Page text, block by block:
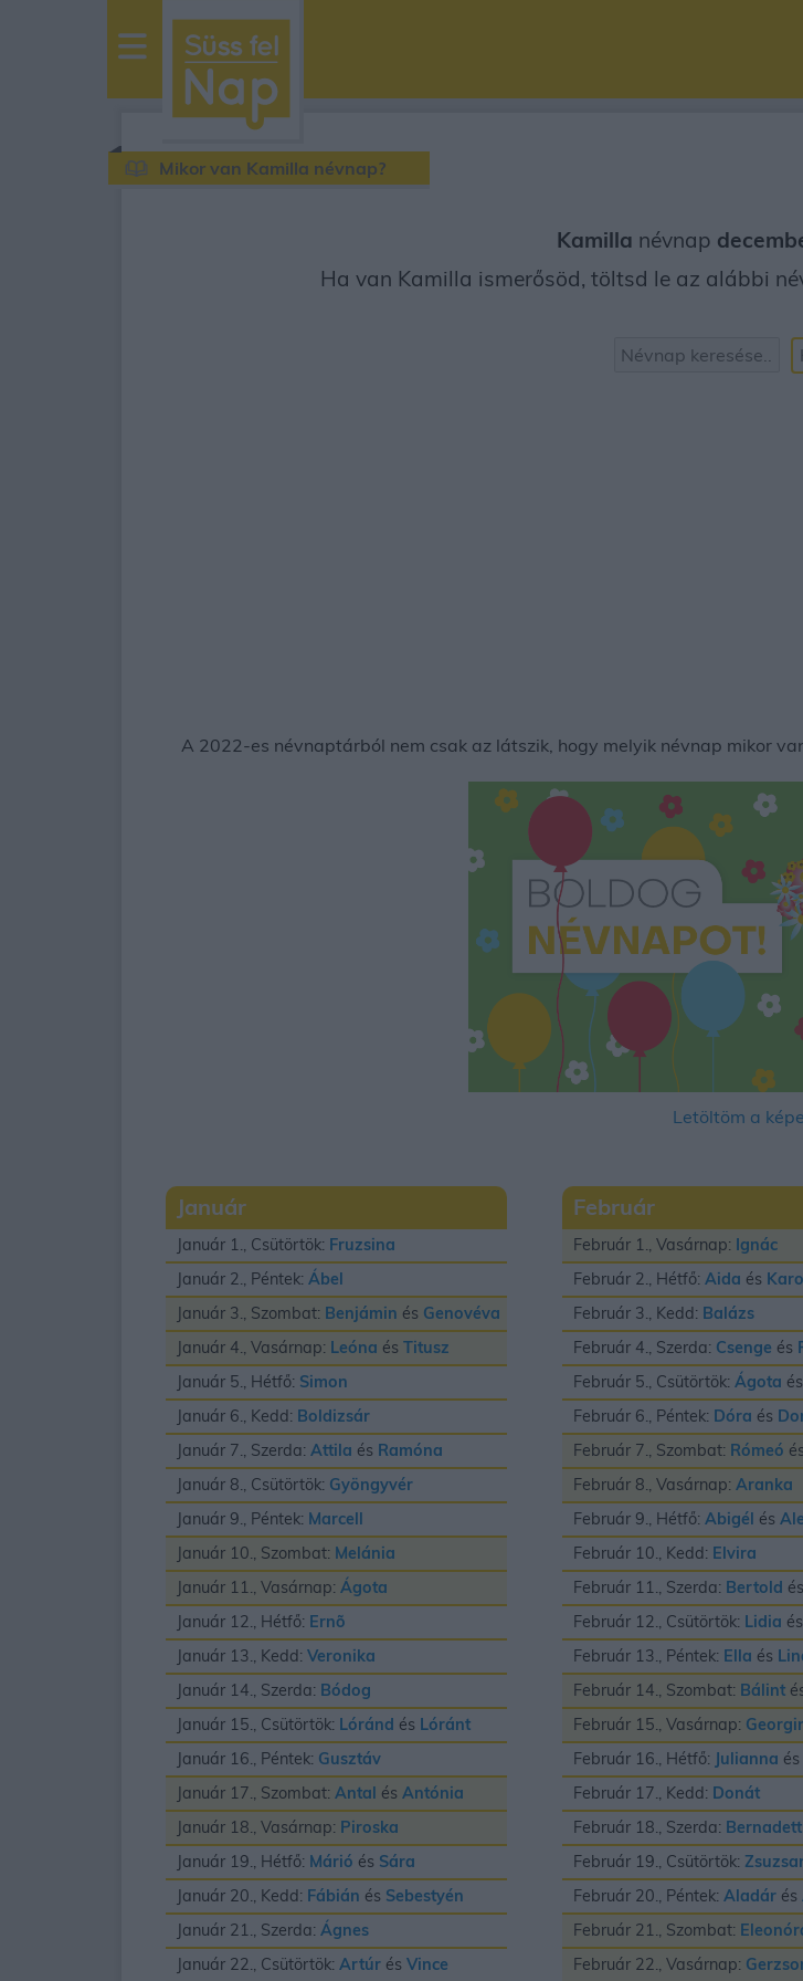
sussfelnap.hu
időjárás
Mikor van Kamilla névnap?
Kamilla névnap
Ha van Kamilla ismerősöd, töltsd le az alábbi
A 2022-es névnaptárból nem csak az látszik, hogy melyik névnap mikor
Letöltöm a
Január
Január 1., Csütörtök: Fruzsina
Január 2., Péntek: Ábel
Január 3., Szombat: Benjámin és Genovéva
Január 4., Vasárnap: Leóna és Titusz
Január 5., Hétfő: Simon
Január 6., Kedd: Boldizsár
Január 7., Szerda: Attila és Ramóna
Január 8., Csütörtök: Gyöngyvér
Január 9., Péntek: Marcell
Január 10., Szombat: Melánia
Január 11., Vasárnap: Ágota
Január 12., Hétfő: Ernõ
Január 13., Kedd: Veronika
Január 14., Szerda: Bódog
Január 15., Csütörtök: Lóránd és Lóránt
Január 16., Péntek: Gusztáv
Január 17., Szombat: Antal és Antónia
Január 18., Vasárnap: Piroska
Január 19., Hétfő: Márió és Sára
Január 20., Kedd: Fábián és Sebestyén
Január 21., Szerda: Ágnes
Január 22., Csütörtök: Artúr és Vince
Február
Február 1., Vasárnap: Ignác
Február 2., Hétfő: Aida és
Február 3., Kedd: Balázs
Február 4., Szerda: Csenge és
Február 5., Csütörtök: Ágota és
Február 6., Péntek: Dóra és
Február 7., Szombat: Rómeó és
Február 8., Vasárnap: Aranka
Február 9., Hétfő: Abigél és
Február 10., Kedd: Elvira
Február 11., Szerda: Bertold és
Február 12., Csütörtök: Lidia és
Február 13., Péntek: Ella és
Február 14., Szombat: Bálint
Február 15., Vasárnap:
Február 16., Hétfő: Julianna és
Február 17., Kedd: Donát
Február 18., Szerda: Bernadett
Február 19., Csütörtök:
Február 20., Péntek: Aladárés
Február 21., Szombat:
Február 22., Vasárnap: